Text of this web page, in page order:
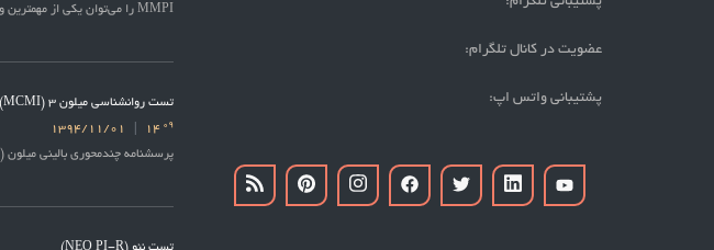
عضویت در کانال تلگرام:
پشتیبانی واتس اپ:
MMPI را می‌توان یکی از مهمترین و معتبرترین آزمونها در زمینه شخصیت دانست
تست روانشناسی میلون 3 (MCMI)
09
14
1394/11/01
پرسشنامه چندمحوری بالینی میلون (MCMI)